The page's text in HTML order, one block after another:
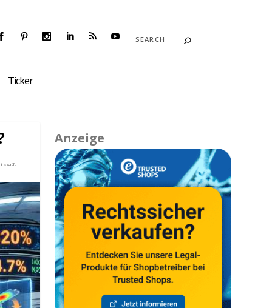
Ticker
Anzeige